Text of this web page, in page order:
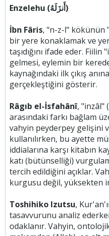
Enzelehu (أَنزَلَهُ)
İbn Fâris, "n-z-l" kökünün
bir yere konaklamak ve
taşıdığını ifade eder.
gelmesi, eylemin bir
kaynağındaki ilk çıkış
gerçekleştiğini gösterir.
Râgıb el-İsfahânî, "inzâl"
arasındaki farkı bağlam
vahyin peyderpey gelişini
kullanılırken, bu ayette
iddialarına karşı kitabın
katı (bütünselliği)
tercih edildiğini açıklar.
kurgusu değil, yüksekten
Toshihiko Izutsu,
tasavvurunu analiz
odaklanır. Vahyin,